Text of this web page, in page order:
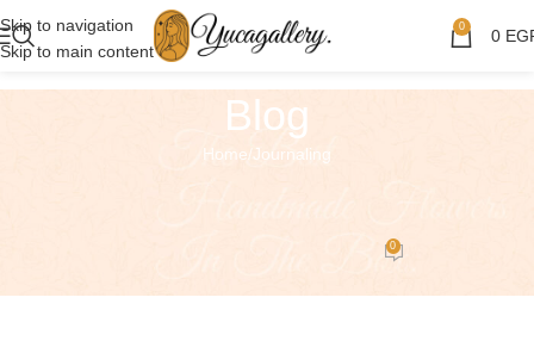
Skip to navigation
Skip to main content
0 0
Blog
Home Journaling
0